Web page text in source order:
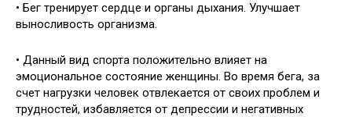
• Бег тренирует сердце и органы дыхания. Улучшает
выносливость организма.
• Данный вид спорта положительно влияет на
эмоциональное состояние женщины. Во время бега, за
счет нагрузки человек отвлекается от своих проблем и
трудностей, избавляется от депрессии и негативных